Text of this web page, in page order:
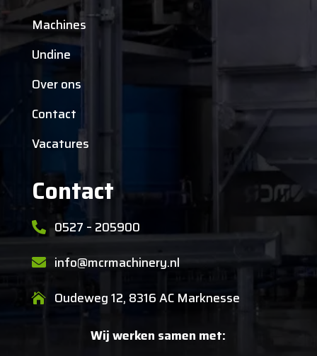
Machines
Undine
Over ons
Contact
Vacatures
Contact
 0527 – 205900
 info@mcrmachinery.nl
 Oudeweg 12, 8316 AC Marknesse
Wij werken samen met: